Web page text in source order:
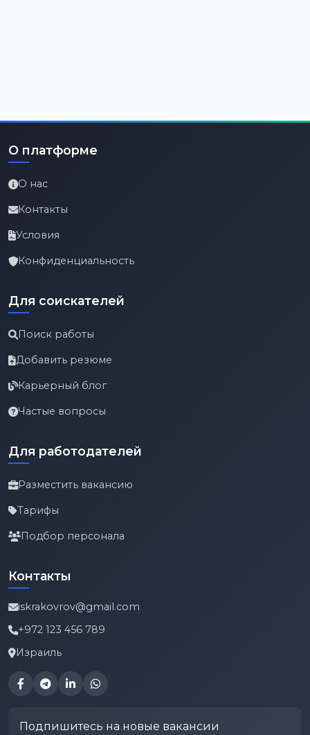
О платформе
О нас
Контакты
Условия
Конфиденциальность
Для соискателей
Поиск работы
Добавить резюме
Карьерный блог
Частые вопросы
Для работодателей
Разместить вакансию
Тарифы
Подбор персонала
Контакты
iskrakovrov@gmail.com
+972 123 456 789
Израиль
Подпишитесь на новые вакансии